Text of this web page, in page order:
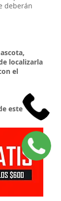
deberán
localizarla
el
este